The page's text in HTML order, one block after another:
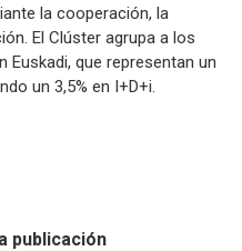
la cooperación, la
El Clúster agrupa a los
Euskadi, que representan un
un 3,5% en I+D+i.
publicación